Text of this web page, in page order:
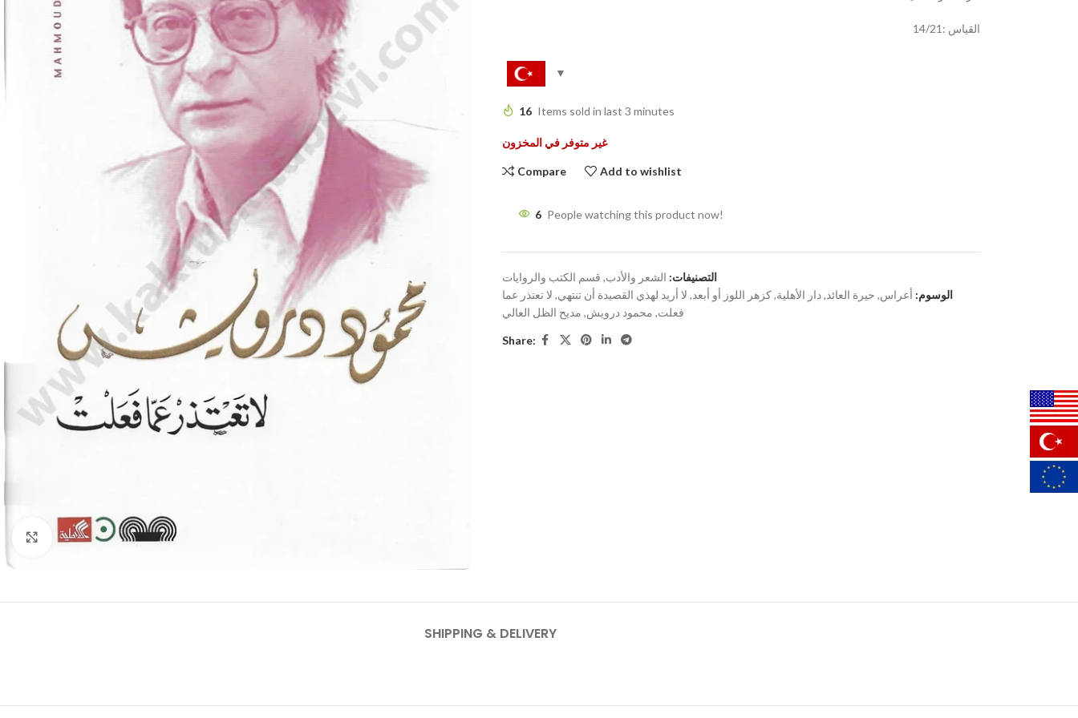
Click to enlarge
القياس :14/21
16 Items sold in last 3 minutes
غير متوفر في المخزون
Compare Add to wishlist
6 People watching this product now!
التصنيفات: الشعر والأدب, قسم الكتب والروايات
الوسوم: أعراس, حيرة العائد,دار الأهلية,كزهر اللوز أو أبعد, لا أريد لهذي القصيدة أن تنتهي, لا تعتذر عما
فعلت, محمود درويش, مديح الظل العالي
Share:
SHIPPING & DELIVERY